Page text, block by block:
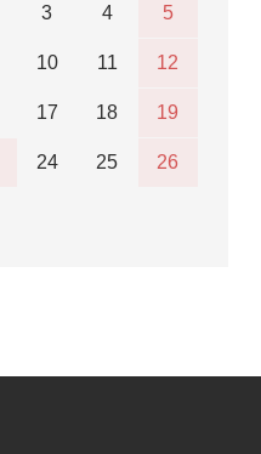
3 4 5
10 11 12
17 18 19
24 25 26